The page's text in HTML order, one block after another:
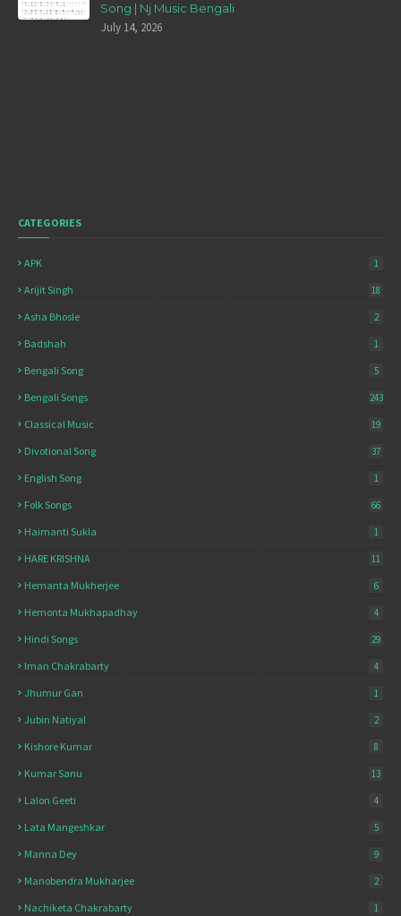
Song | Nj Music Bengali
July 14, 2026
CATEGORIES
APK 1
Arijit Singh 18
Asha Bhosle 2
Badshah 1
Bengali Song 5
Bengali Songs 243
Classical Music 19
Divotional Song 37
English Song 1
Folk Songs 66
Haimanti Sukla 1
HARE KRISHNA 11
Hemanta Mukherjee 6
Hemonta Mukhapadhay 4
Hindi Songs 29
Iman Chakrabarty 4
Jhumur Gan 1
Jubin Natiyal 2
Kishore Kumar 8
Kumar Sanu 13
Lalon Geeti 4
Lata Mangeshkar 5
Manna Dey 9
Manobendra Mukharjee 2
Nachiketa Chakrabarty 1